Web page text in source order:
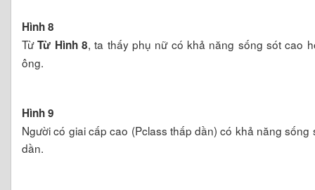
Hình 8
TừTừ Hình 8, ta thấy phụ nữ có khả năng sống sót cao
ông.
Hình 9
Người có giai cấp cao (Pclass thấp dần) có khả năng sống
dần.